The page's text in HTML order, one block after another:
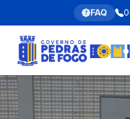
FAQ